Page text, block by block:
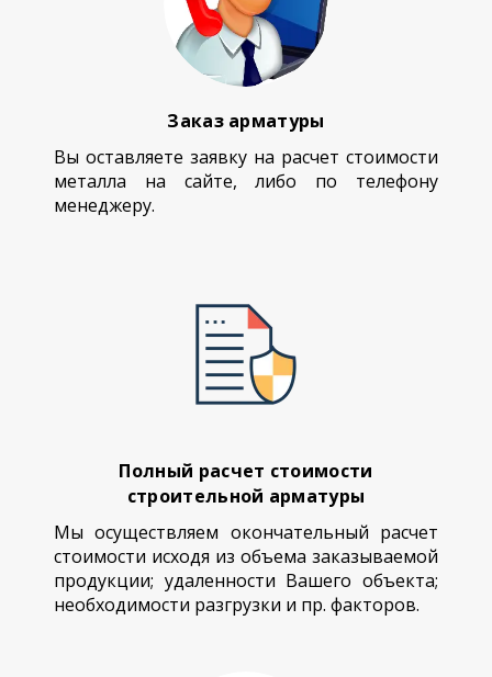
Заказ арматуры
Вы оставляете заявку на расчет стоимости
металла на сайте, либо по телефону
менеджеру.
Полный расчет стоимости
строительной арматуры
Мы осуществляем окончательный расчет
стоимости исходя из объема заказываемой
продукции; удаленности Вашего объекта;
необходимости разгрузки и пр. факторов.